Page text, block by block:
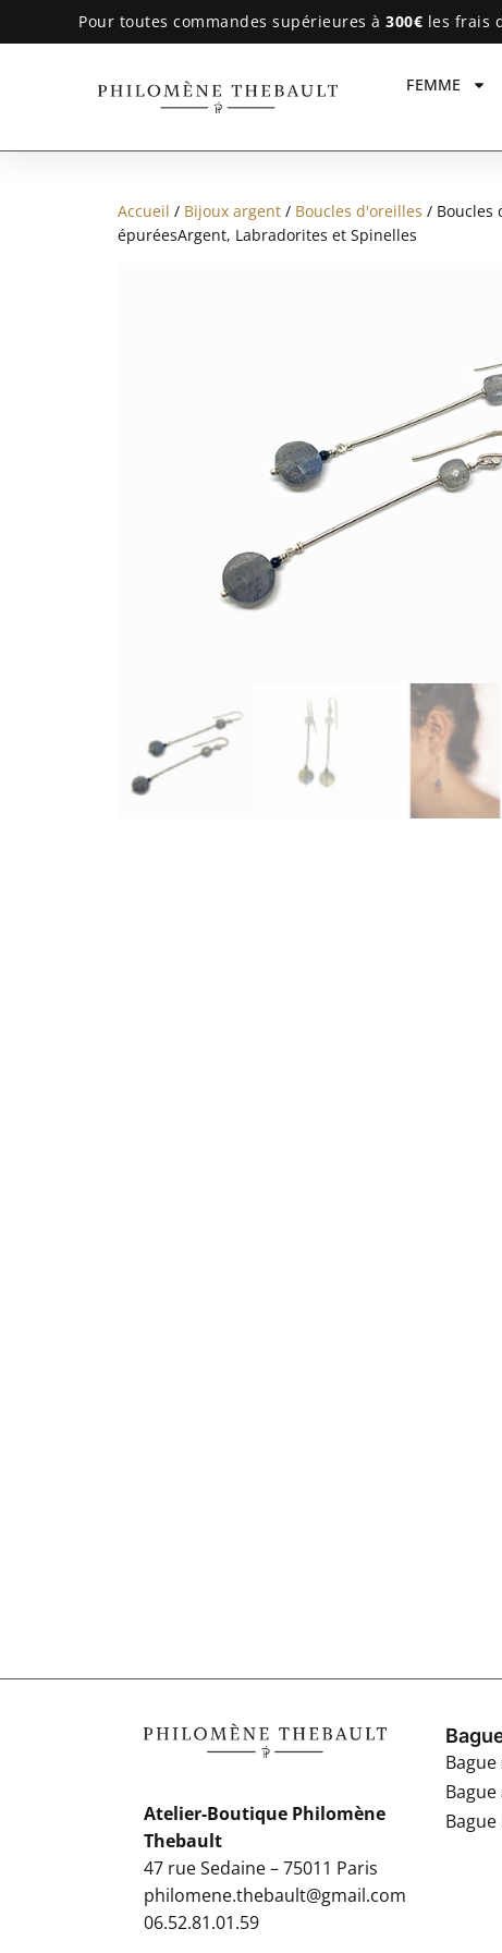
Pour toutes commandes supérieures à 300€ les frais
FEMME
Accueil / Bijoux argent/ Boucles d'oreilles / Boucles
épuréesArgent, Labradorites et Spinelles
Atelier-Boutique Philomène
Thebault
47 rue Sedaine – 75011 Paris
philomene.thebault@gmail.com
06.52.81.01.59